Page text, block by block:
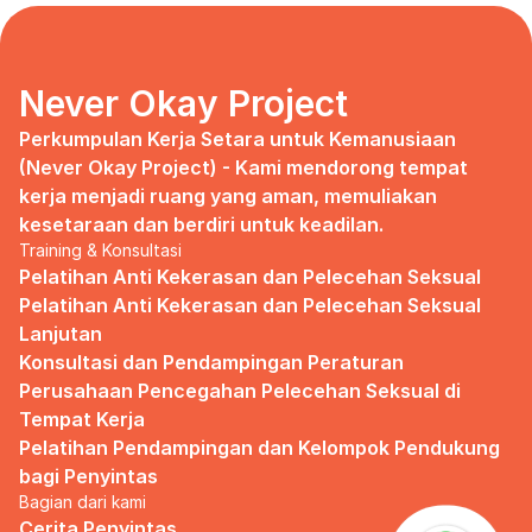
marketing strategy, I uphold myself to fill
that position. I believe I had something to
give, I like designing, and Social Media is
kinda my forte, so I did work on that solo.
Until one day I’ve had enough:
I came to work finding out that they
outsourced a social media analyst (which
conveniently consists of ALL GUYS) to
Don’t get me wrong, I want the best for
the company, but they didn’t even run it
up on me that they’re trying to solve the
marketing problem (that I was unaware
of).
I will never forget the laughs they all
shared in the meeting room, with no vagina
Never Okay Project
Perkumpulan Kerja Setara untuk Kemanusiaan
(Never Okay Project) - Kami mendorong tempat
kerja menjadi ruang yang aman, memuliakan
kesetaraan dan berdiri untuk keadilan.
Training & Konsultasi
Pelatihan Anti Kekerasan dan Pelecehan Seksual
Pelatihan Anti Kekerasan dan Pelecehan Seksual
Lanjutan
Konsultasi dan Pendampingan Peraturan
Perusahaan Pencegahan Pelecehan Seksual di
Tempat Kerja
Pelatihan Pendampingan dan Kelompok Pendukung
bagi Penyintas
Bagian dari kami